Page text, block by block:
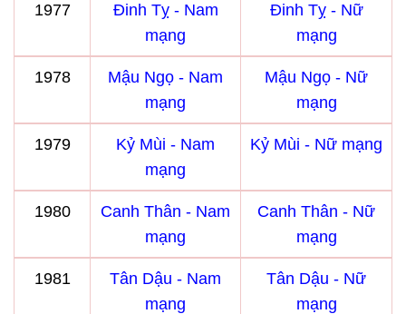
1977
Đinh Tỵ - Nam
mạng
Đinh Tỵ - Nữ
mạng
1978
Mậu Ngọ - Nam
mạng
Mậu Ngọ - Nữ
mạng
1979
Kỷ Mùi - Nam
mạng
Kỷ Mùi - Nữ mạng
1980
Canh Thân - Nam
mạng
Canh Thân - Nữ
mạng
1981
Tân Dậu - Nam
mạng
Tân Dậu - Nữ
mạng